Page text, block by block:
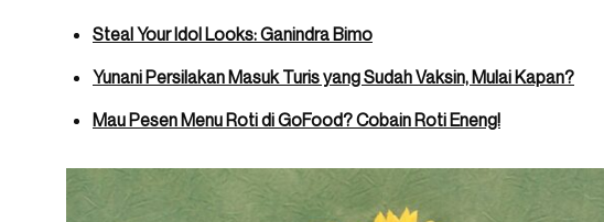
Steal Your Idol Looks: Ganindra Bimo
Yunani Persilakan Masuk Turis yang Sudah Vaksin, Mulai Kapan?
Mau Pesen Menu Roti di GoFood? Cobain Roti Eneng!